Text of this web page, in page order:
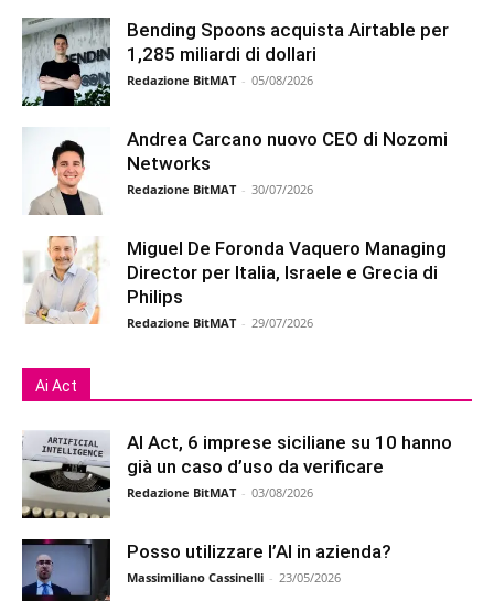
Bending Spoons acquista Airtable per
1,285 miliardi di dollari
Redazione BitMAT - 05/08/2026
Andrea Carcano nuovo CEO di Nozomi
Networks
Redazione BitMAT - 30/07/2026
Miguel De Foronda Vaquero Managing
Director per Italia, Israele e Grecia di
Philips
Redazione BitMAT - 29/07/2026
Ai Act
AI Act, 6 imprese siciliane su 10 hanno
già un caso d’uso da verificare
Redazione BitMAT - 03/08/2026
Posso utilizzare l’AI in azienda?
Massimiliano Cassinelli - 23/05/2026